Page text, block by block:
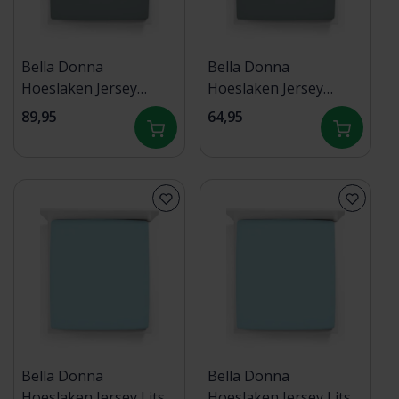
Bella Donna
Hoeslaken Jersey
Twijfelaar vintage grijs
89,95
Bella Donna
Hoeslaken Jersey
Eenpersoons vintage
64,95
Bella Donna
Bella Donna